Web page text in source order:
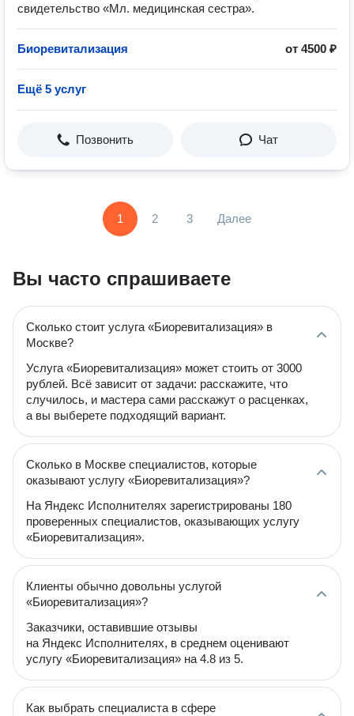
свидетельство «Мл. медицинская сестра».
Биоревитализация от 4500 ₽
Ещё 5 услуг
Позвонить Чат
1 2 3 Далее
Вы часто спрашиваете
Сколько стоит услуга «Биоревитализация» в
Москве?
Услуга «Биоревитализация» может стоить от 3000
рублей. Всё зависит от задачи: расскажите, что
случилось, и мастера сами расскажут о расценках,
а вы выберете подходящий вариант.
Сколько в Москве специалистов, которые
оказывают услугу «Биоревитализация»?
На Яндекс Исполнителях зарегистрированы 180
проверенных специалистов, оказывающих услугу
«Биоревитализация».
Клиенты обычно довольны услугой
«Биоревитализация»?
Заказчики, оставившие отзывы
на Яндекс Исполнителях, в среднем оценивают
услугу «Биоревитализация» на 4.8 из 5.
Как выбрать специалиста в сфере